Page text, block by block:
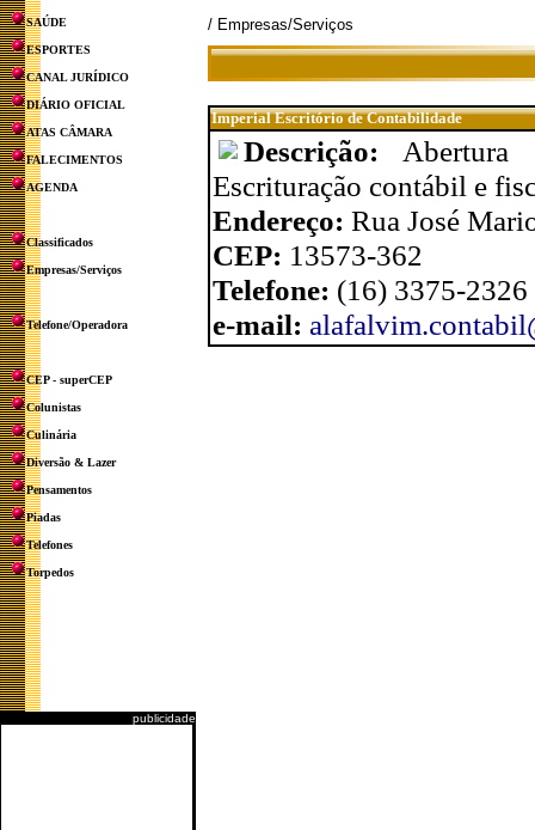
SAÚDE
ESPORTES
CANAL JURÍDICO
DIÁRIO OFICIAL
ATAS CÂMARA
FALECIMENTOS
AGENDA
Classificados
Empresas/Serviços
Telefone/Operadora
CEP - superCEP
Colunistas
Culinária
Diversão & Lazer
Pensamentos
Piadas
Telefones
Torpedos
publicidade
/ Empresas/Serviços
Imperial Escritório de Contabilidade
Descrição: Abertura
Escrituração contábil e
Endereço: Rua José
CEP: 13573-362
Telefone: (16) 3375-
e-mail: